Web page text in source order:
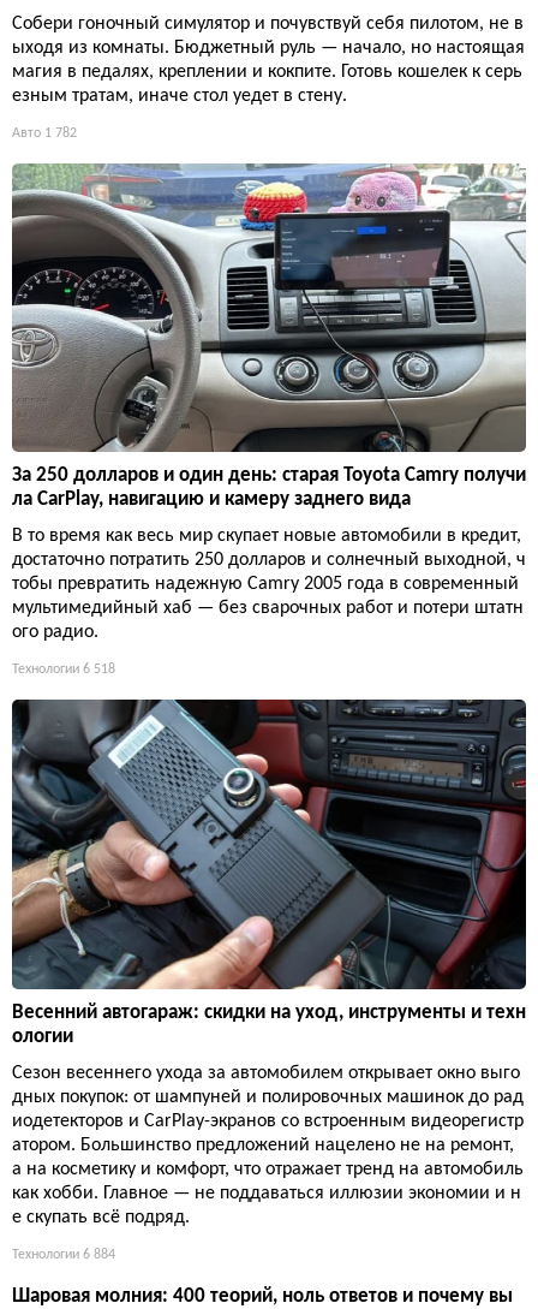
Собери гоночный симулятор и почувствуй себя пилотом, не в
ыходя из комнаты. Бюджетный руль — начало, но настоящая
магия в педалях, креплении и кокпите. Готовь кошелек к серь
езным тратам, иначе стол уедет в стену.
Авто 1 782
За 250 долларов и один день: старая Toyota Camry получи
ла CarPlay, навигацию и камеру заднего вида
В то время как весь мир скупает новые автомобили в кредит,
достаточно потратить 250 долларов и солнечный выходной, ч
тобы превратить надежную Camry 2005 года в современный
мультимедийный хаб — без сварочных работ и потери штатн
ого радио.
Технологии 6 518
Весенний автогараж: скидки на уход, инструменты и техн
ологии
Сезон весеннего ухода за автомобилем открывает окно выго
дных покупок: от шампуней и полировочных машинок до рад
иодетекторов и CarPlay-экранов со встроенным видеорегистр
атором. Большинство предложений нацелено не на ремонт,
а на косметику и комфорт, что отражает тренд на автомобиль
как хобби. Главное — не поддаваться иллюзии экономии и н
е скупать всё подряд.
Технологии 6 884
Шаровая молния: 400 теорий, ноль ответов и почему вы